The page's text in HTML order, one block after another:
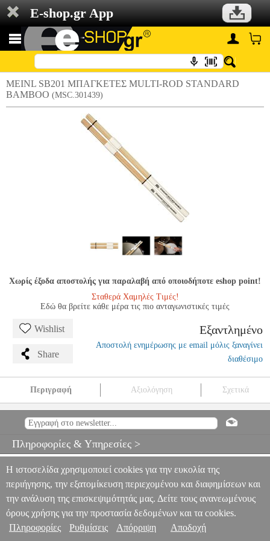
E-shop.gr App
MEINL SB201 MΠΑΓΚΕΤΕΣ MULTI-ROD STANDARD
BAMBOO (MSC.301439)
Χωρίς έξοδα αποστολής για παραλαβή από οποιοδήποτε eshop point!
Σταθερά Χαμηλές Τιμές!
Εδώ θα βρείτε κάθε μέρα τις πιο ανταγωνιστικές τιμές
Wishlist
Share
Εξαντλημένο
Αποστολή ενημέρωσης με email μόλις ξαναγίνει
διαθέσιμο
Περιγραφή Αξιολόγηση Σχετικά
BAMBOO MSC.301439 MSC.301439 MEINL
ΑΞΕΣΟΥΑΡ
STANDARD BAMBOO
0
Πληροφορίες & Υπηρεσίες >
Η ιστοσελίδα χρησιμοποιεί cookies για την ευκολία της
περιήγησης, την εξατομίκευση περιεχομένου και διαφημίσεων και
την ανάλυση της επισκεψιμότητάς μας. Δείτε τους ανανεωμένους
όρους χρήσης για την προστασία δεδομένων και τα cookies.
Πληροφορίες
Ρυθμίσεις Απόρριψη Αποδοχή